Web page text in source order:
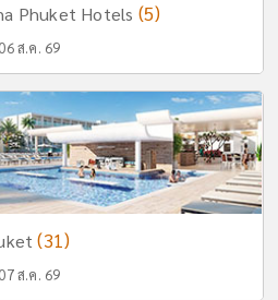
Phuket Hotels (5)
ส.ค. 69
(31)
ส.ค. 69